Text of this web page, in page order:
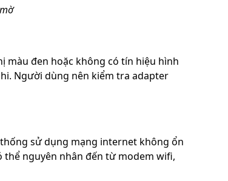
màu đen hoặc không có tín hiệu hình
Người dùng nên kiểm tra adapter
sử dụng mạng internet không ổn
nguyên nhân đến từ modem wifi,